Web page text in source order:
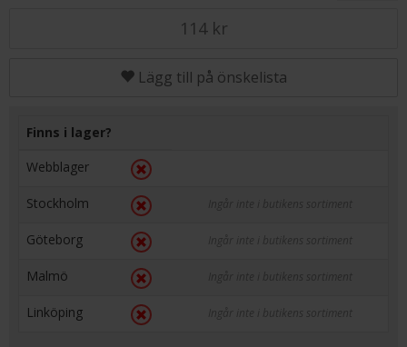
114 kr
Lägg till på önskelista
Finns i lager?
Webblager
Stockholm Ingår inte i butikens sortiment
Göteborg Ingår inte i butikens sortiment
Malmö Ingår inte i butikens sortiment
Linköping Ingår inte i butikens sortiment